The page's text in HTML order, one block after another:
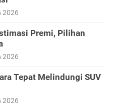
2026
Premi, Pilihan
2026
Tepat Melindungi SUV
2026